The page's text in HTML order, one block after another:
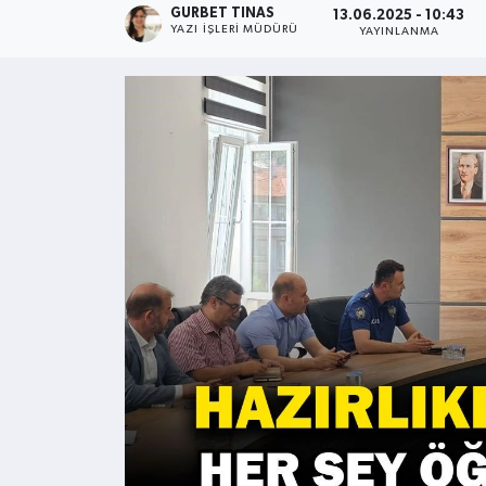
GURBET TINAS
YAZI İŞLERI MÜDÜRÜ
13.06.2025 - 10:43
YAYINLANMA
Kültür - Sanat